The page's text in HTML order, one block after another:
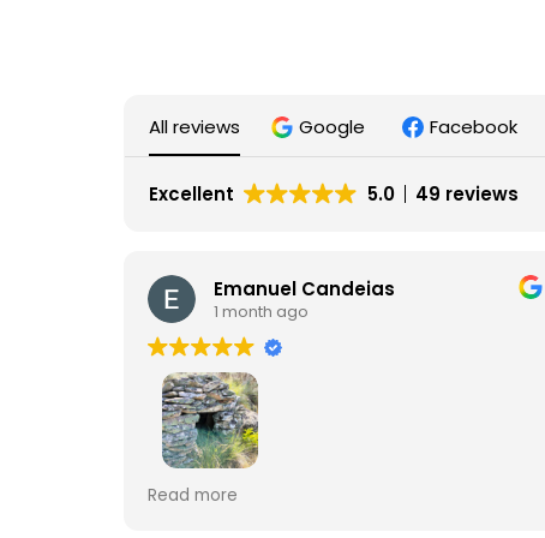
All reviews Google Facebook
Excellent 5.0 49 reviews
Emanuel Candeias
1 month ago
Uma verdadeira comunhão com a
Read more